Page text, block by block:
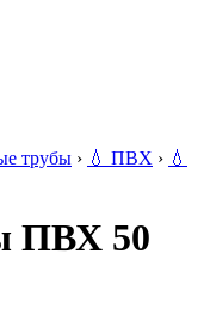
трубы › 💧 ПВХ › 💧
ПВХ 50